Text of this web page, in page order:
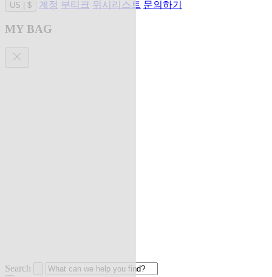
US $ 계정 부티크 위시리스트 문의하기
MY BAG
Search